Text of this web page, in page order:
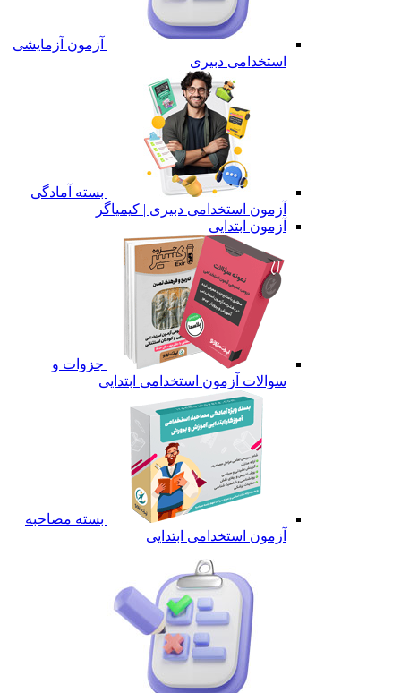
آزمون آزمایشی
استخدامی دبیری
بسته آمادگی
آزمون استخدامی دبیری | کیمیاگر
آزمون ابتدایی
جزوات و
سوالات آزمون استخدامی ابتدایی
بسته مصاحبه
آزمون استخدامی ابتدایی